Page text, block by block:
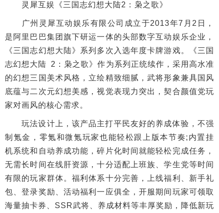
灵犀互娱《三国志幻想大陆2：枭之歌》
广州灵犀互动娱乐有限公司成立于2013年7月2日，
是阿里巴巴集团旗下研运一体的头部数字互动娱乐企业，
《三国志幻想大陆》系列多次入选年度卡牌游戏。《三国
志幻想大陆 2：枭之歌》作为系列正统续作，采用高水准
的幻想三国美术风格，立绘精致细腻，武将形象兼具国风
底蕴与二次元幻想美感，视觉表现力突出，契合颜值党玩
家对画风的核心需求。
玩法设计上，该产品主打平民友好的养成体验，不强
制氪金，零氪和微氪玩家也能轻松跟上版本节奏;内置挂
机系统和自动养成功能，碎片化时间就能轻松完成任务，
无需长时间在线肝资源，十分适配上班族、学生党等时间
有限的玩家群体。福利体系十分完善，上线福利、新手礼
包、登录奖励、活动福利一应俱全，开服期间玩家可领取
海量抽卡券、SSR武将、养成材料等丰厚奖励，降低新玩